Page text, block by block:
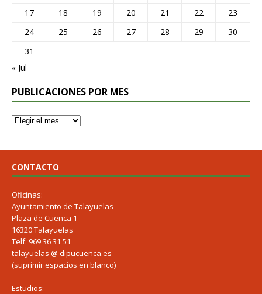
17
18 19 20 21 22
23
24
25 26 27 28 29
30
31
« Jul
PUBLICACIONES POR MES
CONTACTO
Oficinas:
Ayuntamiento de Talayuelas
Plaza de Cuenca 1
16320 Talayuelas
Telf: 969 36 31 51
talayuelas @ dipucuenca.es
(suprimir espacios en blanco)
Estudios: